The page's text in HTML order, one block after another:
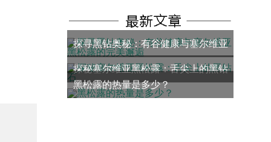
探寻黑钻奥秘：有谷健康与塞尔维亚
黑松露的完美邂逅
探秘塞尔维亚黑松露：舌尖上的黑钻
石
黑松露的热量是多少？